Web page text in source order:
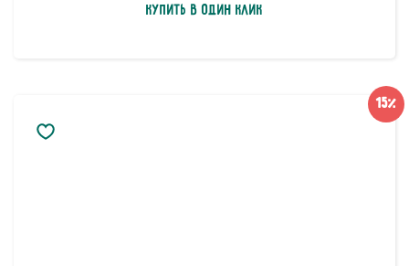
Купить в один клик
15%